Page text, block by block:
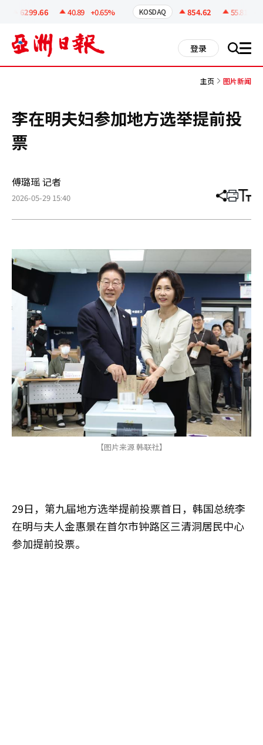
6299.66 40.89 +0.65% KOSDAQ 854.62 55.81
登录 搜 all
主页 图片新闻
李在明夫妇参加地方选举提前投
票
傅璐瑶 记者
2026-05-29 15:40 分
章
打 调
小
【图片来源 韩联社】
29日，第九届地方选举提前投票首日，韩国总统李
在明与夫人金惠景在首尔市钟路区三清洞居民中心
参加提前投票。